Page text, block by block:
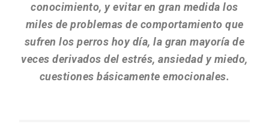
conocimiento, y evitar en gran medida los
miles de problemas de comportamiento que
sufren los perros hoy día, la gran mayoría de
veces derivados del estrés, ansiedad y miedo,
cuestiones básicamente emocionales.